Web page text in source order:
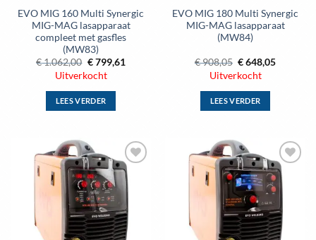
productpagina
EVO MIG 160 Multi Synergic
MIG-MAG lasapparaat
compleet met gasfles
(MW83)
€1.062,00 Oorspronkelijke
prijs
was:
€ 1.062,00.
€799,61Huidige
Uitverkocht
LEES VERDER
EVO MIG 180 Multi Synergic
MIG-MAG lasapparaat
(MW84)
€908,05 Oorspronkelijke
prijs
was:
€ 908,05.
€648,05Huidige
Uitverkocht
LEES VERDER
Toevoegen
aan
wenslijst
Toevoegen
aan
wenslijst